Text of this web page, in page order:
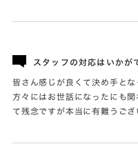
スタッフの対応はいかが
皆さん感じが良くて決め手と
方々にはお世話になったにも
て残念ですが本当に有難うござ